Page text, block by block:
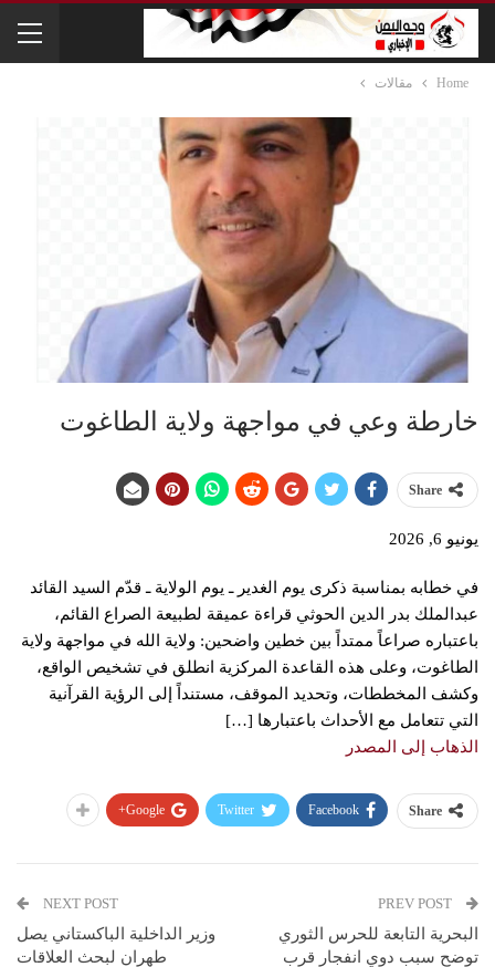
Home مقالات
خارطة وعي في مواجهة ولاية الطاغوت
Share
يونيو 6, 2026
في خطابه بمناسبة ذكرى يوم الغدير ـ يوم الولاية ـ قدّم السيد القائد
عبدالملك بدر الدين الحوثي قراءة عميقة لطبيعة الصراع القائم،
باعتباره صراعاً ممتداً بين خطين واضحين: ولاية الله في مواجهة ولاية
الطاغوت، وعلى هذه القاعدة المركزية انطلق في تشخيص الواقع،
وكشف المخططات، وتحديد الموقف، مستنداً إلى الرؤية القرآنية
التي تتعامل مع الأحداث باعتبارها […]
الذهاب إلى المصدر
Share
Facebook
Twitter
Google+
البحرية التابعة للحرس الثوري
توضح سبب دوي انفجار قرب
NEXT POST
وزير الداخلية الباكستاني يصل
طهران لبحث العلاقات